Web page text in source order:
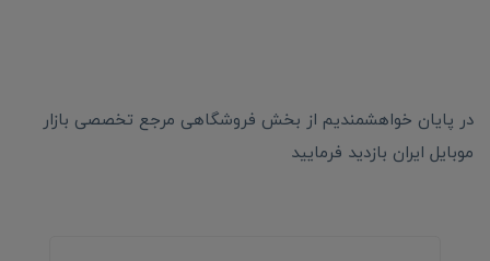
در پایان خواهشمندیم از بخش فروشگاهی مرجع تخصصی بازار
موبایل ایران بازدید فرمایید